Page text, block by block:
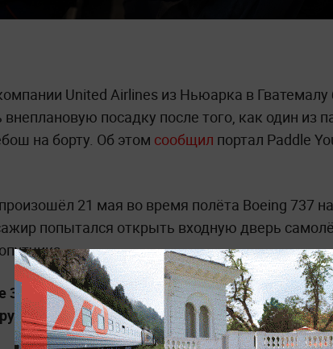
United Airlines из Ньюарка в
посадку после того, как один из
на борту. Об этом сообщил портал Paddle
21 мая во время полёта Boeing 737
попытался открыть входную дверь
30 тысяч футов (9,1 тысячи метров) открыл
пассажира»,— сказал пилот диспетчеру.